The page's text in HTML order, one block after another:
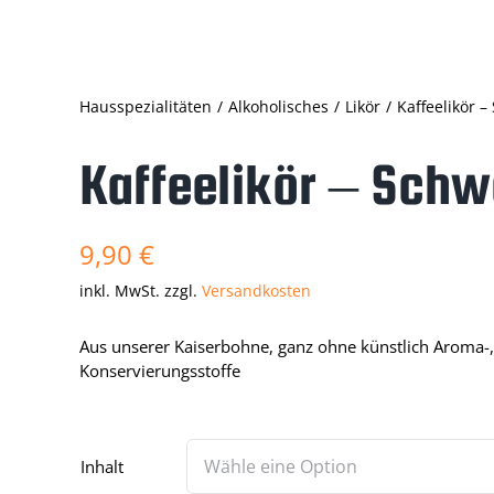
Hausspezialitäten Alkoholisches Likör Kaffeelikör –
Kaffeelikör –
9,90 €
inkl. MwSt. zzgl. Versandkosten
Aus unserer Kaiserbohne, ganz ohne künstlich
Konservierungsstoffe
Inhalt